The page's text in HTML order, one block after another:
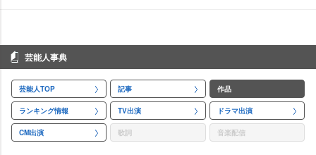
芸能人事典
芸能人TOP 記事 作品
ランキング情報 TV出演 ドラマ出演
CM出演 歌詞 音楽配信